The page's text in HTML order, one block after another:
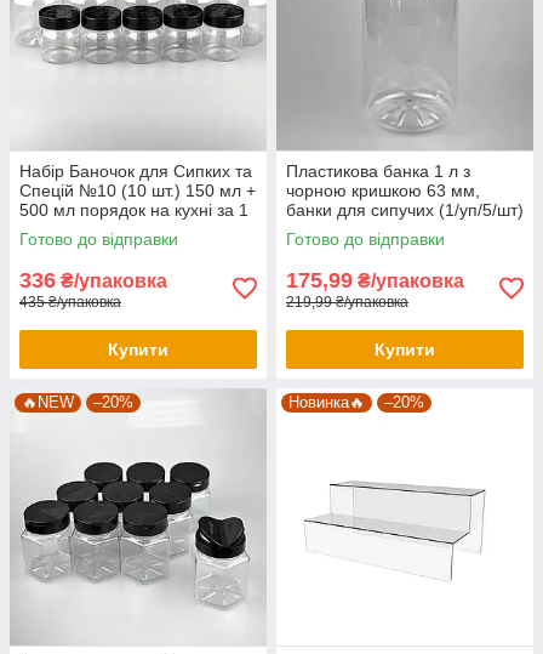
Набір Баночок для Сипких та
Спецій №10 (10 шт.) 150 мл +
500 мл порядок на кухні за 1
хв
Готово до відправки
336 ₴/упаковка
435 ₴/упаковка
Купити
Пластикова банка 1 л з
чорною кришкою 63 мм,
банки для сипучих (1/уп/5/шт)
Готово до відправки
175,99 ₴/упаковка
219,99 ₴/упаковка
Купити
🔥NEW –20% Новинка🔥 –20%